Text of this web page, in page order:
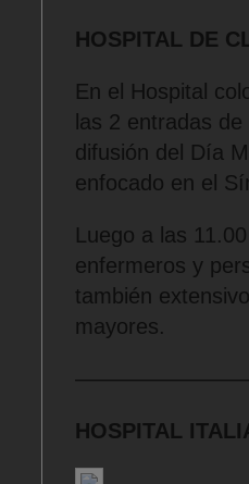
HOSPITAL DE
En el Hospital
las 2 entradas
difusión del Día
enfocado en el
Luego a las
enfermeros y
también
mayores.
HOSPITAL